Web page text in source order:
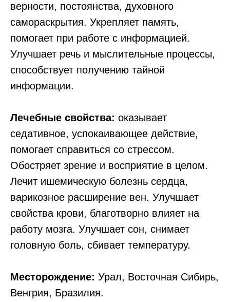
верности, постоянства, духовного
самораскрытия. Укрепляет память,
помогает при работе с информацией.
Улучшает речь и мыслительные процессы,
способствует получению тайной
информации.
Лечебные свойства: оказывает
седативное, успокаивающее действие,
помогает справиться со стрессом.
Обостряет зрение и восприятие в целом.
Лечит ишемическую болезнь сердца,
варикозное расширение вен. Улучшает
свойства крови, благотворно влияет на
работу мозга. Улучшает сон, снимает
головную боль, сбивает температуру.
Месторождение: Урал, Восточная Сибирь,
Венгрия, Бразилия.